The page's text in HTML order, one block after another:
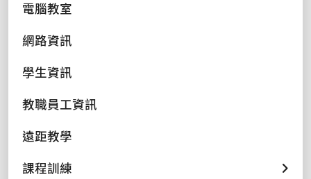
電腦教室
網路資訊
學生資訊
教職員工資訊
遠距教學
課程訓練